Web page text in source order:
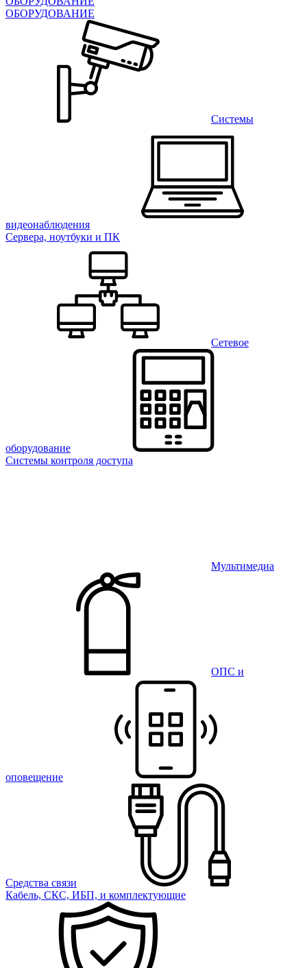
ОБОРУДОВАНИЕ
Системы
видеонаблюдения
Сервера, ноутбуки и ПК
Сетевое
оборудование
Системы контроля доступа
Мультимедиа
ОПС и
оповещение
Средства связи
Кабель, СКС, ИБП, и комплектующие